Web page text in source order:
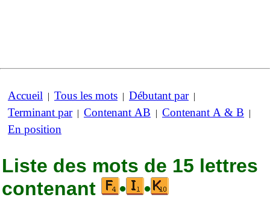
Accueil | Tous les mots | Débutant par|
Terminant par| Contenant AB | Contenant A & B |
En position
Liste des mots de 15 lettres
contenant
• •